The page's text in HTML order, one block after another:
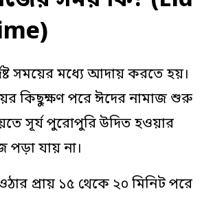
সময়ের মধ্যে আদায় করতে হয়।
কিছুক্ষণ পরে ঈদের নামাজ শুরু
সূর্য পুরোপুরি উদিত হওয়ার
যায় না।
প্রায় ১৫ থেকে ২০ মিনিট পরে